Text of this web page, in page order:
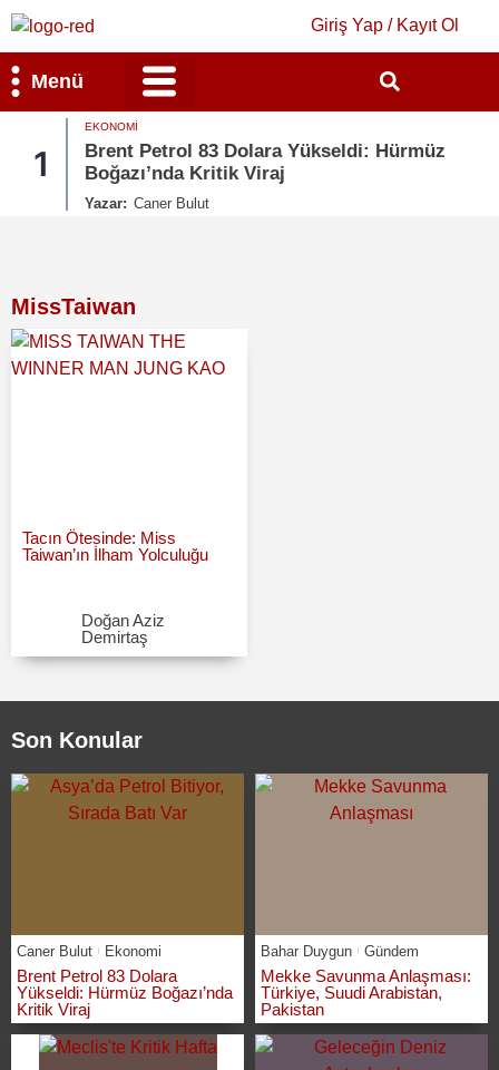
Giriş Yap / Kayıt Ol
Menü
1
EKONOMI
Brent Petrol 83 Dolara Yükseldi: Hürmüz
Boğazı’nda Kritik Viraj
Yazar: Caner Bulut
MissTaiwan
Tacın Ötesinde: Miss
Taiwan’ın İlham Yolculuğu
Doğan Aziz
Demirtaş
Son Konular
Caner Bulut Ekonomi
Brent Petrol 83 Dolara
Yükseldi: Hürmüz Boğazı’nda
Kritik Viraj
Bahar Duygun Gündem
Mekke Savunma Anlaşması:
Türkiye, Suudi Arabistan,
Pakistan